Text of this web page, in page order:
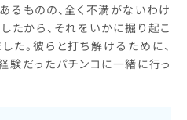
るものの、全く不満がないわけ
たから、それをいかに掘り起こ
た。彼らと打ち解けるために、
験だったパチンコに一緒に行っ